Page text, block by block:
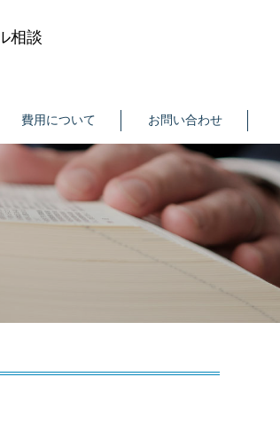
相談
費用について お問い合わせ